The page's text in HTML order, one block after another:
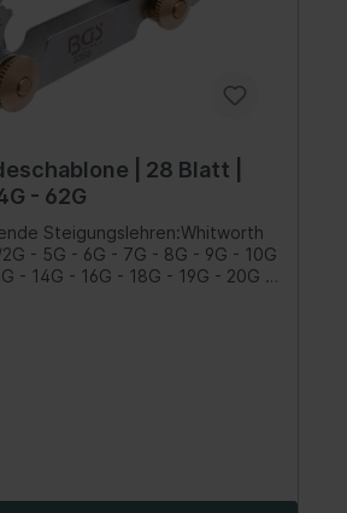
| 28 Blatt |
- 62G
Steigungslehren:Whitworth
- 5G - 6G - 7G - 8G - 9G - 10G
- 14G - 16G - 18G - 19G - 20G -